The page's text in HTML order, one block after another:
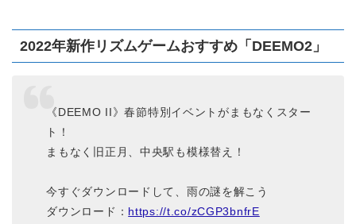
2022年新作リズムゲームおすすめ「DEEMO2」
《DEEMO II》春節特別イベントがまもなくスター
ト！
まもなく旧正月、中央駅も模様替え！
今すぐダウンロードして、雨の謎を解こう
ダウンロード： https://t.co/zCGP3bnfrE